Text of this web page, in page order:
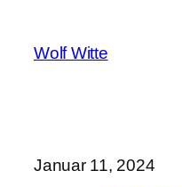
springen
Wolf Witte
Januar 11, 2024